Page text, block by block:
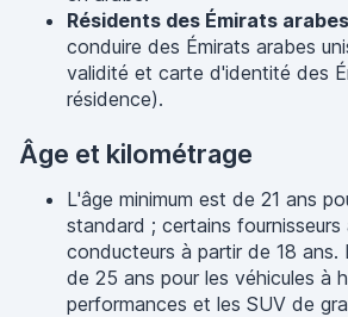
Résidents des Émirats
conduire des Émirats arabes
validité et carte d'identité des
résidence).
Âge et kilométrage
L'âge minimum est de 21 ans
standard ; certains
conducteurs à partir de 18 ans.
de 25 ans pour les véhicules à
performances et les SUV de